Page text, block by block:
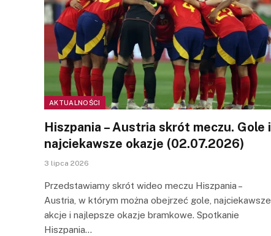
AKTUALNOŚCI
Hiszpania – Austria skrót meczu. Gole i
najciekawsze okazje (02.07.2026)
3 lipca 2026
Przedstawiamy skrót wideo meczu Hiszpania –
Austria, w którym można obejrzeć gole, najciekawsze
akcje i najlepsze okazje bramkowe. Spotkanie
Hiszpania…